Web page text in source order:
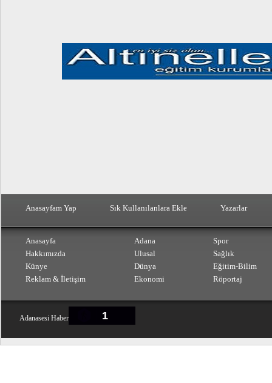
Anasayfam Yap Sık Kullanılanlara Ekle Yazarlar
Anasayfa
Hakkımızda
Künye
Reklam & İletişim
Adana
Ulusal
Dünya
Ekonomi
Spor
Sağlık
Eğitim-Bilim
Röportaj
Adanasesi Haber 1